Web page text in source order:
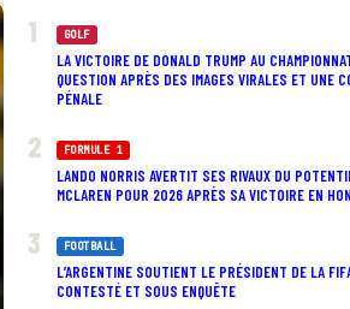
GOLF
LA VICTOIRE DE DONALD TRUMP AU
QUESTION APRÈS DES IMAGES VIRALES ET UNE
PÉNALE
FORMULE 1
LANDO NORRIS AVERTIT SES RIVAUX DU
MCLAREN POUR 2026 APRÈS SA VICTOIRE EN
FOOTBALL
L’ARGENTINE SOUTIENT LE PRÉSIDENT DE LA
CONTESTÉ ET SOUS ENQUÊTE